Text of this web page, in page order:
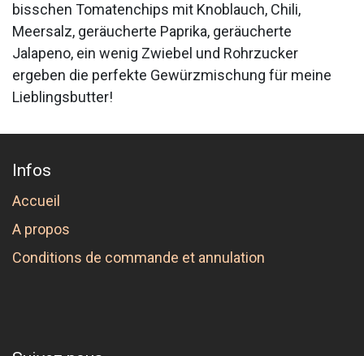
bisschen Tomatenchips mit Knoblauch, Chili,
Meersalz, geräucherte Paprika, geräucherte
Jalapeno, ein wenig Zwiebel und Rohrzucker
ergeben die perfekte Gewürzmischung für meine
Lieblingsbutter!
Infos
Accueil
A propos
Conditions de commande et annulation